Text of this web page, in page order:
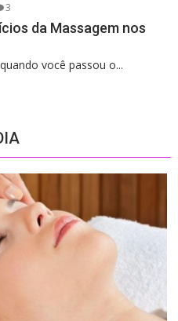
3
da Massagem nos
você passou o...